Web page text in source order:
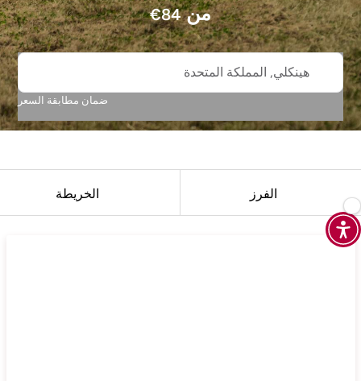
من €84
هينكلي, المملكة المتحدة
ضمان مطابقة السعر
الفرز الخريطة